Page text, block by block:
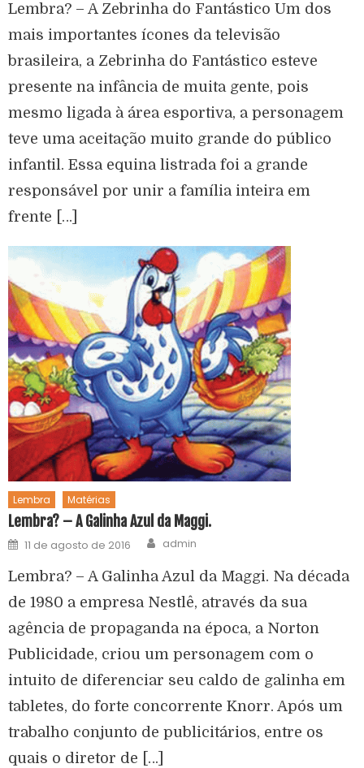
Lembra? – A Zebrinha do Fantástico Um dos
mais importantes ícones da televisão
brasileira, a Zebrinha do Fantástico esteve
presente na infância de muita gente, pois
mesmo ligada à área esportiva, a personagem
teve uma aceitação muito grande do público
infantil. Essa equina listrada foi a grande
responsável por unir a família inteira em
frente […]
Lembra Matérias
Lembra? – A Galinha Azul da Maggi.
11 de agosto de 2016 admin
Lembra? – A Galinha Azul da Maggi. Na década
de 1980 a empresa Nestlê, através da sua
agência de propaganda na época, a Norton
Publicidade, criou um personagem com o
intuito de diferenciar seu caldo de galinha em
tabletes, do forte concorrente Knorr. Após um
trabalho conjunto de publicitários, entre os
quais o diretor de […]